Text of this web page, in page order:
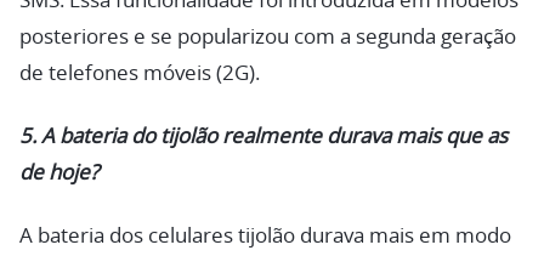
posteriores e se popularizou com a segunda geração
de telefones móveis (2G).
5. A bateria do tijolão realmente durava mais que as
de hoje?
A bateria dos celulares tijolão durava mais em modo